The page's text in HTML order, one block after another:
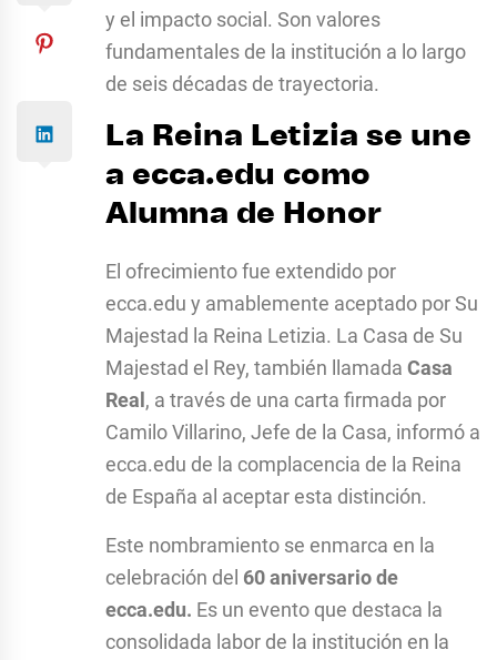
y el impacto social. Son valores
fundamentales de la institución a lo largo
de seis décadas de trayectoria.
La Reina Letizia se une
a ecca.edu como
Alumna de Honor
El ofrecimiento fue extendido por
ecca.edu y amablemente aceptado por Su
Majestad la Reina Letizia. La Casa de Su
Majestad el Rey, también llamada Casa
Real, a través de una carta firmada por
Camilo Villarino, Jefe de la Casa, informó a
ecca.edu de la complacencia de la Reina
de España al aceptar esta distinción.
Este nombramiento se enmarca en la
celebración del 60 aniversario de
ecca.edu. Es un evento que destaca la
consolidada labor de la institución en la